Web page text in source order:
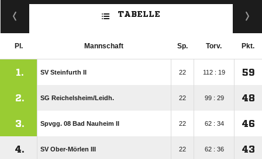
TABELLE
Pl. Mannschaft Sp. Torv. Pkt.
1. SV Steinfurth II 22 112 : 19 59
2. SG Reichelsheim/​Leidh. 22 99 : 29 48
3. Spvgg. 08 Bad Nauheim II 22 62 : 34 46
4. SV Ober-Mörlen III 22 62 : 36 43